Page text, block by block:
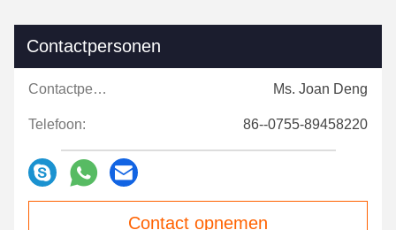
Contactpersonen
Contactpersonen: Ms. Joan Deng
Telefoon: 86--0755-89458220
Contact opnemen